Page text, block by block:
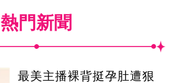
熱門新聞
最美主播裸背挺孕肚遭狠